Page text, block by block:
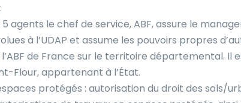
5 agents le chef de service, ABF, assure le
à l’UDAP et assume les pouvoirs propres
de France sur le territoire départemental. Il
Flour, appartenant à l’État.
protégés : autorisation du droit des sols/